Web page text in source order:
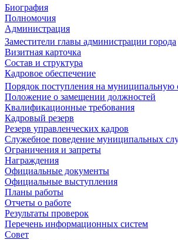
Биография
Полномочия
Администрация
Заместители главы администрации города
Визитная карточка
Состав и структура
Кадровое обеспечение
Порядок поступления на муниципальную
Положение о замещении должностей
Квалификационные требования
Кадровый резерв
Резерв управленческих кадров
Служебное поведение муниципальных
Ограничения и запреты
Награждения
Официальные документы
Официальные выступления
Планы работы
Отчеты о работе
Результаты проверок
Перечень информационных систем
Совет